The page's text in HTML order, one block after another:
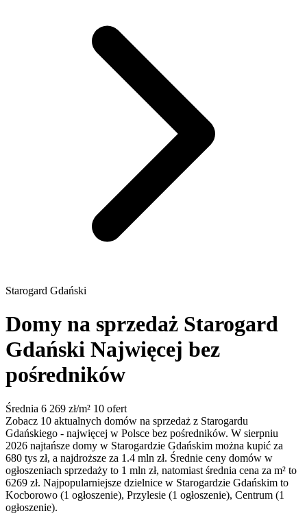
Starogard Gdański
Domy na sprzedaż Starogard
Gdański Najwięcej bez
pośredników
Średnia 6 269 zł/m² 10 ofert
Zobacz 10 aktualnych domów na sprzedaż z Starogardu
Gdańskiego - najwięcej w Polsce bez pośredników. W sierpniu
2026 najtańsze domy w Starogardzie Gdańskim można kupić za
680 tys zł, a najdroższe za 1.4 mln zł. Średnie ceny domów w
ogłoszeniach sprzedaży to 1 mln zł, natomiast średnia cena za m² to
6269 zł. Najpopularniejsze dzielnice w Starogardzie Gdańskim to
Kocborowo (1 ogłoszenie), Przylesie (1 ogłoszenie), Centrum (1
ogłoszenie).